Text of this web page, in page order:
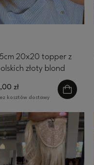
20x20 topper z
złoty blond
zł
kosztów dostawy